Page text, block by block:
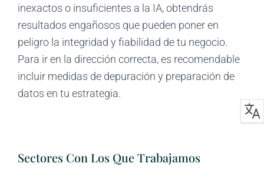
inexactos o insuficientes a la IA, obtendrás
resultados engañosos que pueden poner en
peligro la integridad y fiabilidad de tu negocio.
Para ir en la dirección correcta, es recomendable
incluir medidas de depuración y preparación de
datos en tu estrategia.
Sectores Con Los Que Trabajamos